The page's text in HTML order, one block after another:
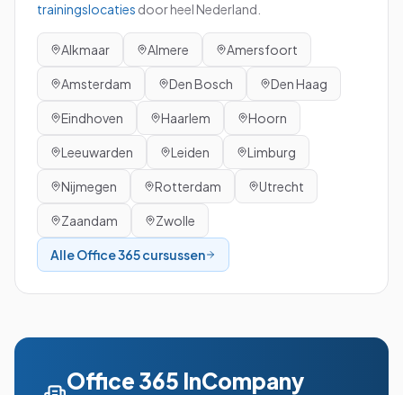
trainingslocaties door heel Nederland.
Alkmaar Almere Amersfoort
Amsterdam Den Bosch Den Haag
Eindhoven Haarlem Hoorn
Leeuwarden Leiden Limburg
Nijmegen Rotterdam Utrecht
Zaandam Zwolle
AlleOffice 365cursussen
Office 365 InCompany